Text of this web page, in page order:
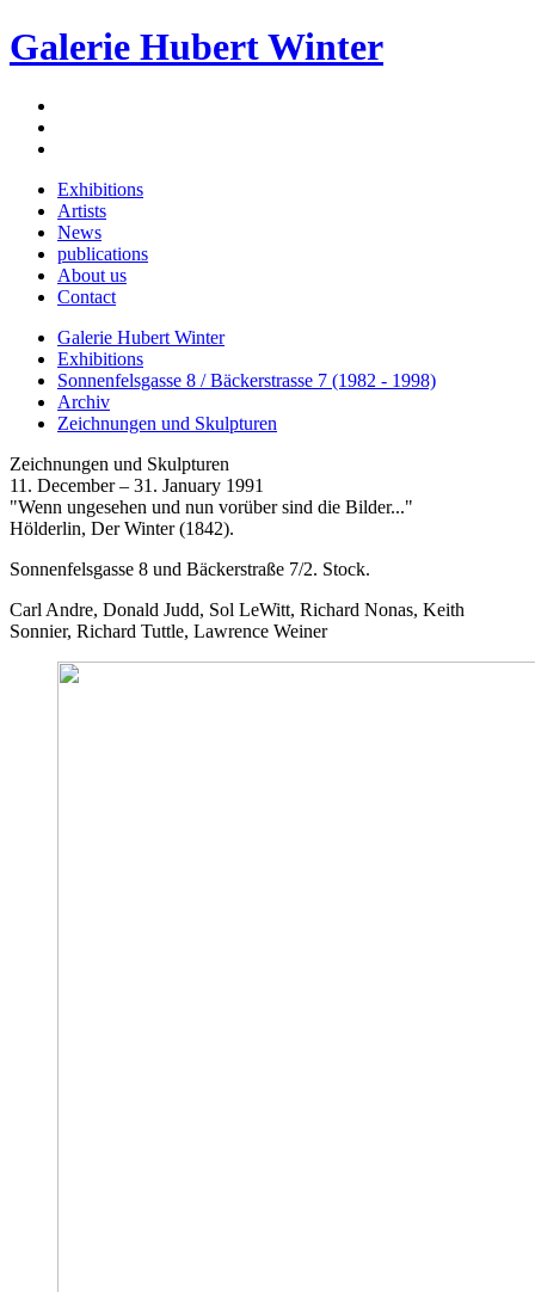
Galerie Hubert Winter
Exhibitions
Artists
News
publications
About us
Contact
Galerie Hubert Winter
Exhibitions
Sonnenfelsgasse 8 / Bäckerstrasse 7 (1982 - 1998)
Archiv
Zeichnungen und Skulpturen
Zeichnungen und Skulpturen
11. December – 31. January 1991
"Wenn ungesehen und nun vorüber sind die Bilder..."
Hölderlin, Der Winter (1842).
Sonnenfelsgasse 8 und Bäckerstraße 7/2. Stock.
Carl Andre, Donald Judd, Sol LeWitt, Richard Nonas, Keith
Sonnier, Richard Tuttle, Lawrence Weiner